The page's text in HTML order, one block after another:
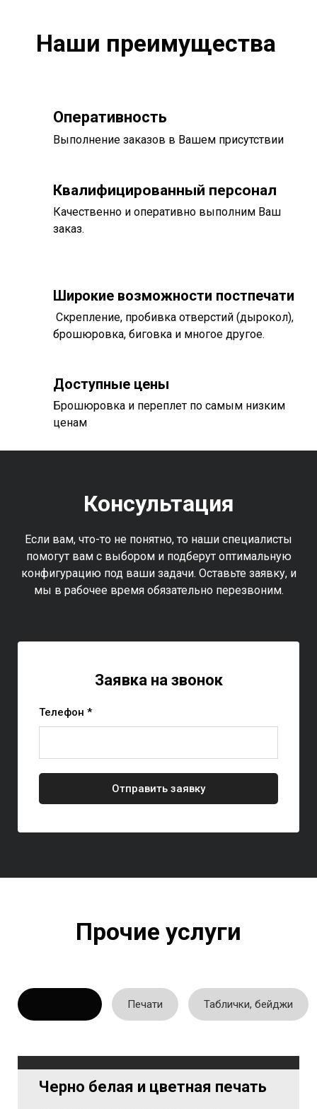
Наши преимущества
Оперативность
Выполнение заказов в Вашем присутствии
Квалифицированный персонал
Качественно и оперативно выполним Ваш
заказ.
Широкие возможности постпечати
Скрепление, пробивка отверстий (дырокол),
брошюровка, биговка и многое другое.
Доступные цены
Брошюровка и переплет по самым низким
ценам
Консультация
Если вам, что-то не понятно, то наши специалисты
помогут вам с выбором и подберут оптимальную
конфигурацию под ваши задачи. Оставьте заявку, и
мы в рабочее время обязательно перезвоним.
Заявка на звонок
Телефон *
Отправить заявку
Прочие услуги
Печати Таблички, бейджи
Черно белая и цветная печать